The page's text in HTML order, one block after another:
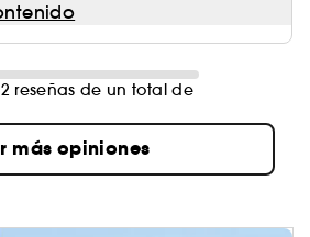
2 reseñas de un total de
más opiniones